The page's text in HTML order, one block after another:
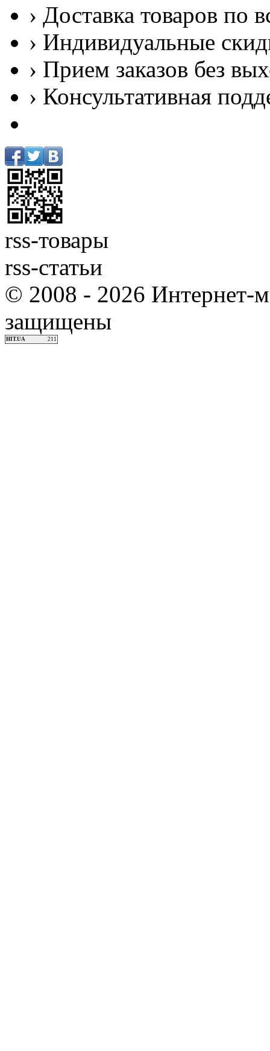
› Доставка товаров по
› Индивидуальные
› Прием заказов без
› Консультативная
rss-товары
rss-статьи
© 2008 - 2026 Интернет-
защищены
HIT.UA 211